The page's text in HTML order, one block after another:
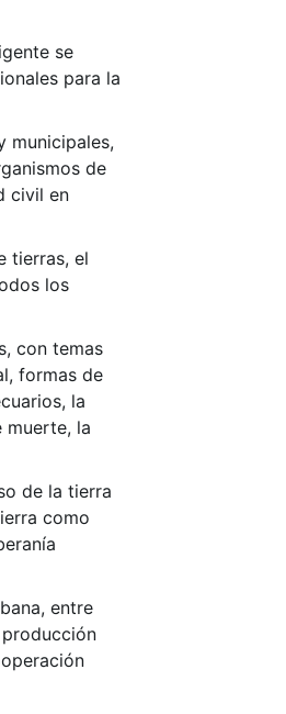
se
para la
municipales,
de
civil en
tierras, el
los
con temas
formas de
la
muerte, la
de la tierra
como
entre